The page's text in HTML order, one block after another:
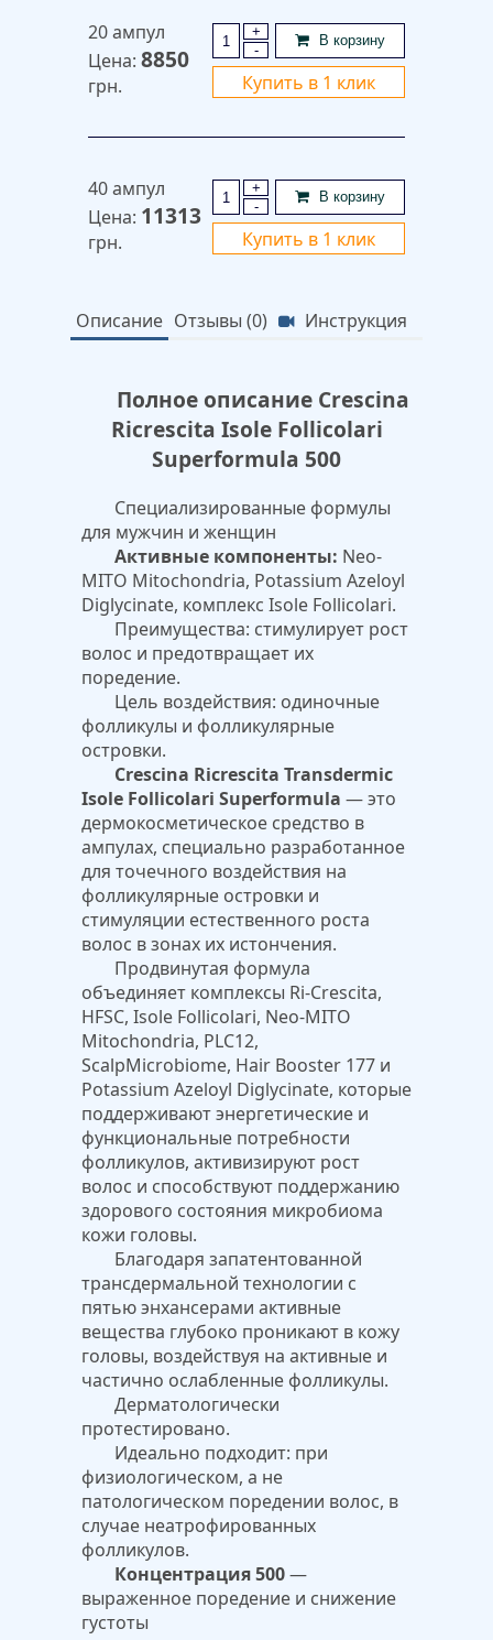
20 ампул
Цена: 8850
грн.
-
+
В корзину
Купить в 1 клик
40 ампул
Цена: 11313
грн.
-
+
В корзину
Купить в 1 клик
Описание Отзывы (0) Инструкция
Полное описание Crescina
Ricrescita Isole Follicolari
Superformula 500
Специализированные формулы
для мужчин и женщин
Активные компоненты: Neo-
MITO Mitochondria, Potassium Azeloyl
Diglycinate, комплекс Isole Follicolari.
Преимущества: стимулирует рост
волос и предотвращает их
поредение.
Цель воздействия: одиночные
фолликулы и фолликулярные
островки.
Crescina Ricrescita Transdermic
Isole Follicolari Superformula — это
дермокосметическое средство в
ампулах, специально разработанное
для точечного воздействия на
фолликулярные островки и
стимуляции естественного роста
волос в зонах их истончения.
Продвинутая формула
объединяет комплексы Ri-Crescita,
HFSC, Isole Follicolari, Neo-MITO
Mitochondria, PLC12,
ScalpMicrobiome, Hair Booster 177 и
Potassium Azeloyl Diglycinate, которые
поддерживают энергетические и
функциональные потребности
фолликулов, активизируют рост
волос и способствуют поддержанию
здорового состояния микробиома
кожи головы.
Благодаря запатентованной
трансдермальной технологии с
пятью энхансерами активные
вещества глубоко проникают в кожу
головы, воздействуя на активные и
частично ослабленные фолликулы.
Дерматологически
протестировано.
Идеально подходит: при
физиологическом, а не
патологическом поредении волос, в
случае неатрофированных
фолликулов.
Концентрация 500—
выраженное поредение и снижение
густоты